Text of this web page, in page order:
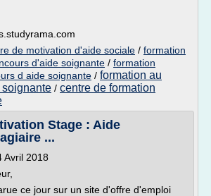
de motivation d'aide sociale / formation
d'aide soignante / formation
d aide soignante / formation au
/ centre de formation
Stage : Aide
...
Avril 2018
ce jour sur un site d'offre d'emploi